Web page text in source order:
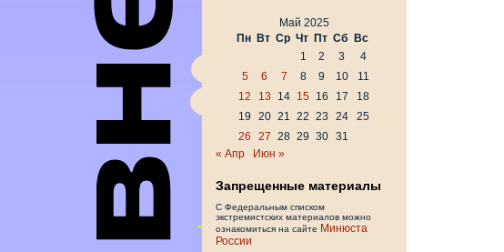
Май 2025
Пн Вт Ср Чт Пт Сб
Вс
1
2 3
4
5
6 7 8 9 10
11
12
13 14 15 16 17
18
19
20 21 22 23 24
25
26
27 28 29 30
31
« Апр
Июн »
Запрещенные материалы
С Федеральным списком
экстремистских материалов можно
ознакомиться на сайте Минюста
России